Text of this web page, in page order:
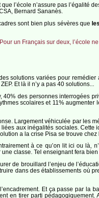
l’école n’assure pas l’égalité
Bernard Sananès.
sont bien plus sévères que
Pour un Français sur deux, l’école
solutions variées pour
Et là il n’y a pas 40 solutions...
40% des personnes interrogées
scolaires et 11%
Largement véhiculée par les
aux inégalités sociales. Cette
a la crise Pisa se trouve chez
à ce qu’on lit ici ou là,
une classe. Tel enseignant fera
de brouillard l’enjeu de
dans des établissements où
Et ça passe par la
en tirer parti